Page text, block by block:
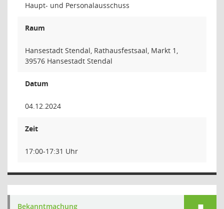
Haupt- und Personalausschuss
Raum
Hansestadt Stendal, Rathausfestsaal, Markt 1,
39576 Hansestadt Stendal
Datum
04.12.2024
Zeit
17:00-17:31 Uhr
Bekanntmachung